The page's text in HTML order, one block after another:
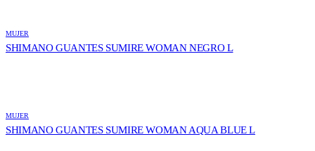
MUJER
SHIMANO GUANTES SUMIRE WOMAN NEGRO L
MUJER
SHIMANO GUANTES SUMIRE WOMAN AQUA BLUE L